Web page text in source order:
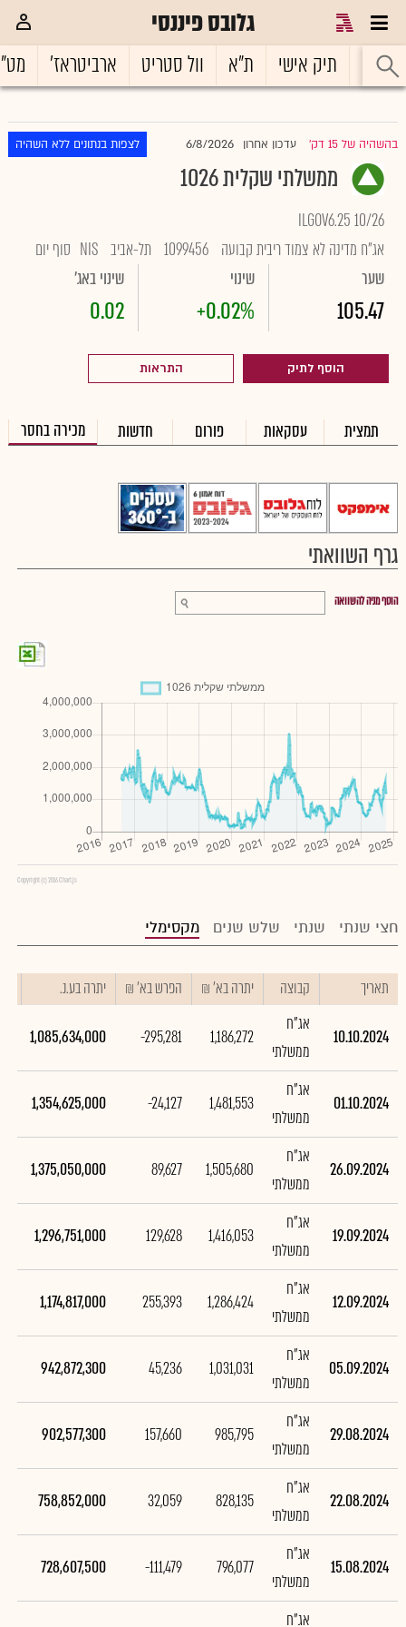
גלובס פיננסי
ראשי תיק אישי ת"א וול סטריט ארביטראז'
בהשהיה של 15 דק' עדכון אחרון 6/8/2026 לצפות בנתונים ללא השהיה
ממשלתי שקלית 1026
ILGOV6.25 10/26
אג"ח מדינה לא צמוד ריבית קבועה 1099456 תל-אביב NIS סוף יום
שער
105.47
שינוי
+0.02%
שינוי באג'
0.02
הוסף לתיק התראות
תמצית עסקאות פורום חדשות מכירה בחסר
גרף השוואתי
הוסף מניה להשוואה
Copyright (c) 2016 Chart.js
חצי שנתי שנתי שלש שנים מקסימלי
תאריך קבוצה יתרה בא' ₪ הפרש בא' ₪ יתרה בע.נ.
10.10.2024
אג"ח
ממשלתי
1,186,272
-295,281
1,085,634,000
01.10.2024
אג"ח
ממשלתי
1,481,553
-24,127
1,354,625,000
26.09.2024
אג"ח
ממשלתי
1,505,680
89,627
1,375,050,000
19.09.2024
אג"ח
ממשלתי
1,416,053
129,628
1,296,751,000
12.09.2024
אג"ח
ממשלתי
1,286,424
255,393
1,174,817,000
05.09.2024
אג"ח
ממשלתי
1,031,031
45,236
942,872,300
29.08.2024
אג"ח
ממשלתי
985,795
157,660
902,577,300
22.08.2024
אג"ח
ממשלתי
828,135
32,059
758,852,000
15.08.2024
אג"ח
ממשלתי
796,077
-111,479
728,607,500
אג"ח